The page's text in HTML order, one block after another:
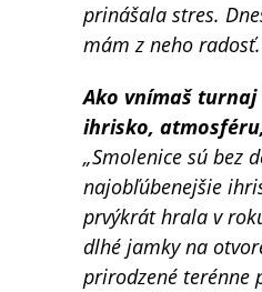
prinášala stres.
mám z neho
Ako vnímaš turnaj
ihrisko,
„Smolenice sú bez
najobľúbenejšie
prvýkrát hrala v
dlhé jamky na
prirodzené terénne